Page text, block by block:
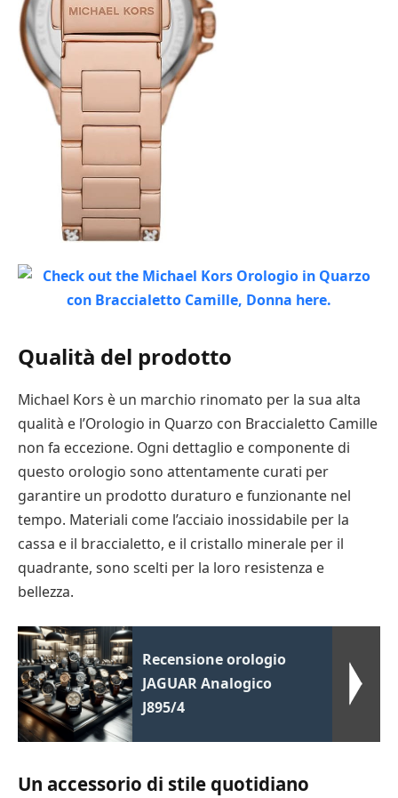
Qualità del prodotto
Michael Kors è un marchio rinomato per la sua alta
qualità e l’Orologio in Quarzo con Braccialetto Camille
non fa eccezione. Ogni dettaglio e componente di
questo orologio sono attentamente curati per
garantire un prodotto duraturo e funzionante nel
tempo. Materiali come l’acciaio inossidabile per la
cassa e il braccialetto, e il cristallo minerale per il
quadrante, sono scelti per la loro resistenza e
bellezza.
Recensione orologio
JAGUAR Analogico
J895/4
Un accessorio di stile quotidiano